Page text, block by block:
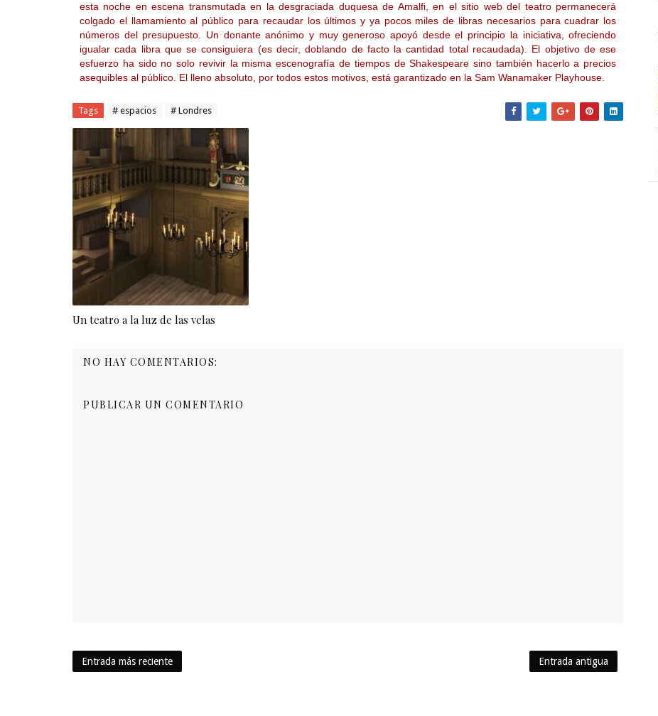
esta noche en escena transmutada en la desgraciada duquesa de Amalfi, en el sitio web del teatro permanecerá
colgado el llamamiento al público para recaudar los últimos y ya pocos miles de libras necesarios para cuadrar los
números del presupuesto. Un donante anónimo y muy generoso apoyó desde el principio la iniciativa, ofreciendo
igualar cada libra que se consiguiera (es decir, doblando de facto la cantidad total recaudada). El objetivo de ese
esfuerzo ha sido no solo revivir la misma escenografía de tiempos de Shakespeare sino también hacerlo a precios
asequibles al público. El lleno absoluto, por todos estos motivos, está garantizado en la Sam Wanamaker Playhouse.
Tags # espacios # Londres
Un teatro a la luz de las velas
NO HAY COMENTARIOS:
PUBLICAR UN COMENTARIO
Entrada más reciente Entrada antigua